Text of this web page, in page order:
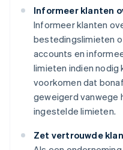
Informeer klanten
Informeer klanten
bestedingslimieten
accounts en
limieten indien nodig
voorkomen dat
geweigerd vanwege
ingestelde limieten.
Zet vertrouwde